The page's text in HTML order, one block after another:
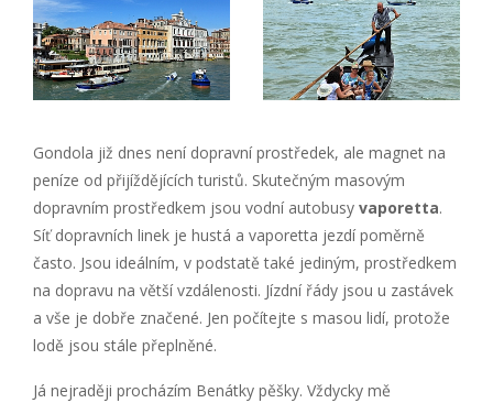
Gondola již dnes není dopravní prostředek, ale magnet na
peníze od přijíždějících turistů. Skutečným masovým
dopravním prostředkem jsou vodní autobusy vaporetta.
Síť dopravních linek je hustá a vaporetta jezdí poměrně
často. Jsou ideálním, v podstatě také jediným, prostředkem
na dopravu na větší vzdálenosti. Jízdní řády jsou u zastávek
a vše je dobře značené. Jen počítejte s masou lidí, protože
lodě jsou stále přeplněné.
Já nejraději procházím Benátky pěšky. Vždycky mě